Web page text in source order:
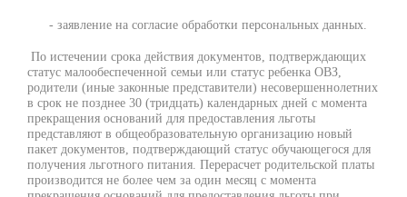
- заявление на согласие обработки персональных данных.
По истечении срока действия документов, подтверждающих
статус малообеспеченной семьи или статус ребенка ОВЗ,
родители (иные законные представители) несовершеннолетних
в срок не позднее 30 (тридцать) календарных дней с момента
прекращения оснований для предоставления льготы
представляют в общеобразовательную организацию новый
пакет документов, подтверждающий статус обучающегося для
получения льготного питания. Перерасчет родительской платы
производится не более чем за один месяц с момента